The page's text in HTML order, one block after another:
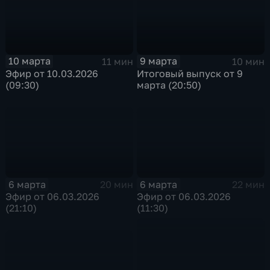
10 марта
11 мин
Эфир от 10.03.2026
(09:30)
9 марта
10 мин
Итоговый выпуск от 9
марта (20:50)
6 марта
20 мин
Эфир от 06.03.2026
(21:10)
6 марта
22 мин
Эфир от 06.03.2026
(11:30)